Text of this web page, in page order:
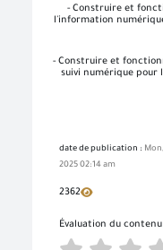
- Construire et
l'information
- Construire et
suivi numérique pour
date de publication :
2025 02:14 am
2362
Évaluation du contenu